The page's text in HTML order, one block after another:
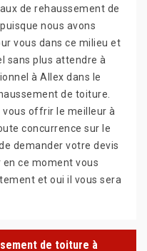
de rehaussement de
nous avons
vous dans ce milieu et
sans plus attendre à
à Allex dans le
de toiture.
vous offrir le meilleur à
concurrence sur le
demander votre devis
ce moment vous
et oui il vous sera
de toiture à